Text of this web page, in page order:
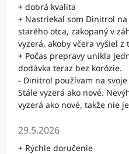
+ dobrá kvalita
+ Nastriekal som Dinitrol
starého otca, zakopaný v
vyzerá, akoby včera vyšiel z
+ Počas prepravy unikla
dodávka teraz bez korózie.
- Dinitrol používam na
Stále vyzerá ako nové.
vyzerá ako nové, takže nie
Hodnotenie obchodu je 5
29.5.2026
+ Rýchle doručenie